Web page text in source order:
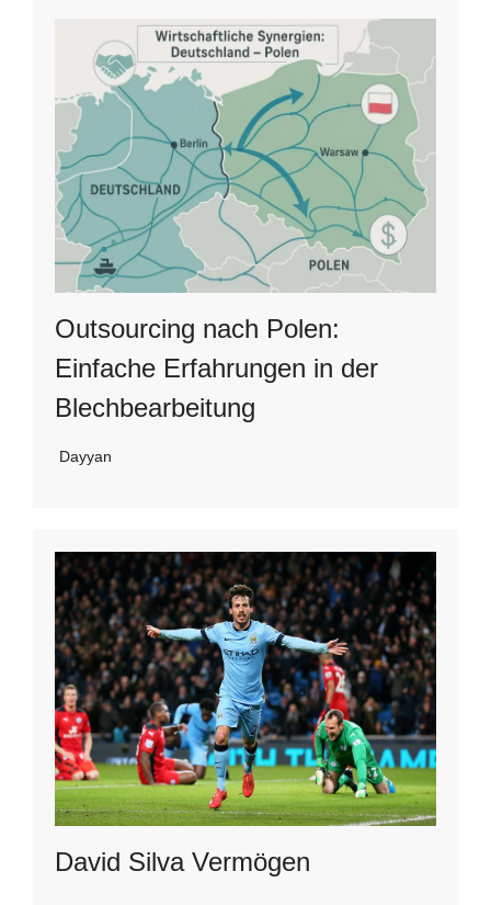
Outsourcing nach Polen:
Einfache Erfahrungen in der
Blechbearbeitung
Dayyan
David Silva Vermögen